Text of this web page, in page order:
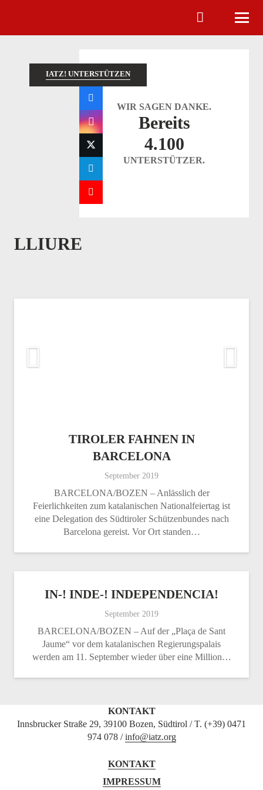
IATZ! UNTERSTÜTZEN
WIR SAGEN DANKE.
Bereits
4.100
UNTERSTÜTZER.
LLIURE
TIROLER FAHNEN IN
BARCELONA
September 2019
BARCELONA/BOZEN – Anlässlich der
Feierlichkeiten zum katalanischen Nationalfeiertag ist
eine Delegation des Südtiroler Schützenbundes nach
Barcelona gereist. Vor Ort standen…
IN-! INDE-! INDEPENDENCIA!
September 2019
BARCELONA/BOZEN – Auf der „Plaça de Sant
Jaume“ vor dem katalanischen Regierungspalais
werden am 11. September wieder über eine Million…
KONTAKT
Innsbrucker Straße 29, 39100 Bozen, Südtirol / T. (+39) 0471
974 078 /info@iatz.org
KONTAKT
IMPRESSUM